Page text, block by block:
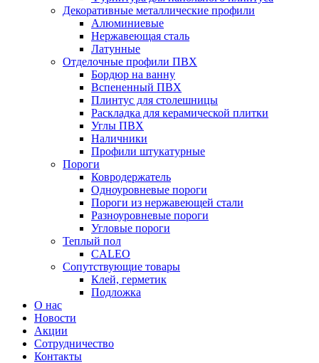
Декоративные металлические профили
Алюминиевые
Нержавеющая сталь
Латунные
Отделочные профили ПВХ
Бордюр на ванну
Вспененный ПВХ
Плинтус для столешницы
Раскладка для керамической плитки
Углы ПВХ
Наличники
Профили штукатурные
Пороги
Ковродержатель
Одноуровневые пороги
Пороги из нержавеющей стали
Разноуровневые пороги
Угловые пороги
Теплый пол
CALEO
Сопутствующие товары
Клей, герметик
Подложка
О нас
Новости
Акции
Сотрудничество
Контакты